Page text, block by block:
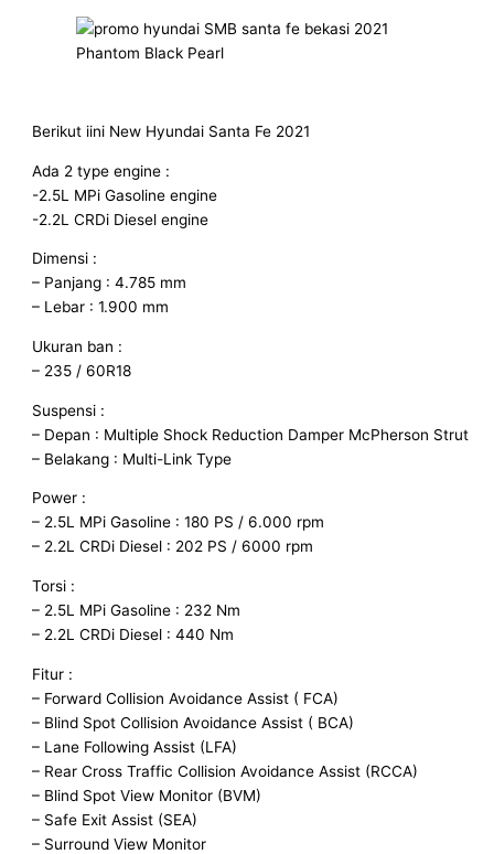
Phantom Black Pearl
Berikut iini New Hyundai Santa Fe 2021
Ada 2 type engine :
-2.5L MPi Gasoline engine
-2.2L CRDi Diesel engine
Dimensi :
– Panjang : 4.785 mm
– Lebar : 1.900 mm
Ukuran ban :
– 235 / 60R18
Suspensi :
– Depan : Multiple Shock Reduction Damper McPherson Strut
– Belakang : Multi-Link Type
Power :
– 2.5L MPi Gasoline : 180 PS / 6.000 rpm
– 2.2L CRDi Diesel : 202 PS / 6000 rpm
Torsi :
– 2.5L MPi Gasoline : 232 Nm
– 2.2L CRDi Diesel : 440 Nm
Fitur :
– Forward Collision Avoidance Assist ( FCA)
– Blind Spot Collision Avoidance Assist ( BCA)
– Lane Following Assist (LFA)
– Rear Cross Traffic Collision Avoidance Assist (RCCA)
– Blind Spot View Monitor (BVM)
– Safe Exit Assist (SEA)
– Surround View Monitor